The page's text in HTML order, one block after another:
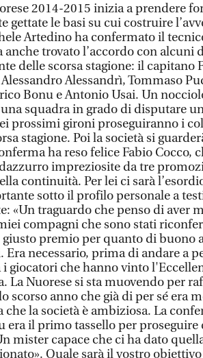
2014-2015 inizia a prendere
gettate le basi su cui costruire
Artedino ha confermato il
anche trovato l’accordo con alcuni
delle scorsa stagione: il capitano
Alessandrì, Tommaso
Bonu e Antonio Usai. Un
squadra in grado di disputare
prossimi gironi proseguiranno i
stagione. Poi la società si
ha reso felice Fabio Cocco,
impreziosite da tre
continuità. Per lei ci sarà
sotto il profilo personale a
«Un traguardo che penso di aver
compagni che sono stati
premio per quanto di buono
Era necessario, prima di andare a
giocatori che hanno vinto
La Nuorese si sta muovendo per
scorso anno che già di per sé era
che la società è ambiziosa. La
era il primo tassello per
mister capace che ci ha dato
Quale sarà il vostro obiettivo